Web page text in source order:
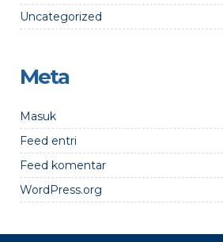
Uncategorized
Meta
Masuk
Feed entri
Feed komentar
WordPress.org